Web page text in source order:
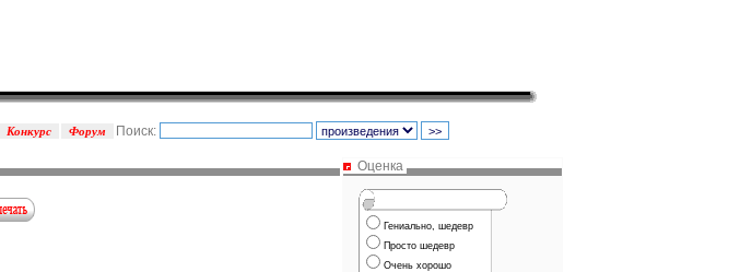
Поиск:
Конкурс Форум
Оценка
Гениально, шедевр
Просто шедевр
Очень хорошо